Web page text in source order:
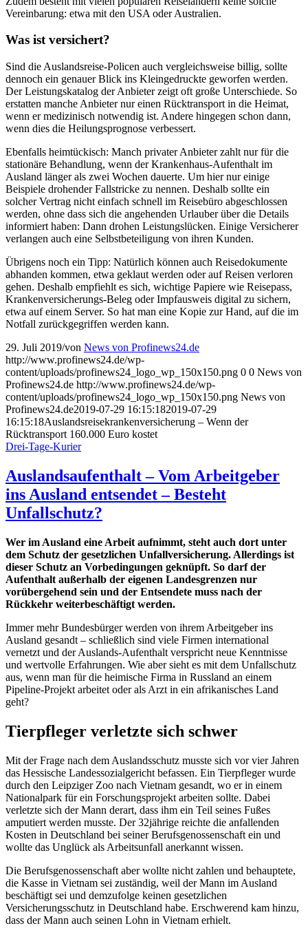
Vereinbarung: etwa mit den USA oder Australien.
Was ist versichert?
Sind die Auslandsreise-Policen auch vergleichsweise billig, sollte
dennoch ein genauer Blick ins Kleingedruckte geworfen werden.
Der Leistungskatalog der Anbieter zeigt oft große Unterschiede. So
erstatten manche Anbieter nur einen Rücktransport in die Heimat,
wenn er medizinisch notwendig ist. Andere hingegen schon dann,
wenn dies die Heilungsprognose verbessert.
Ebenfalls heimtückisch: Manch privater Anbieter zahlt nur für die
stationäre Behandlung, wenn der Krankenhaus-Aufenthalt im
Ausland länger als zwei Wochen dauerte. Um hier nur einige
Beispiele drohender Fallstricke zu nennen. Deshalb sollte ein
solcher Vertrag nicht einfach schnell im Reisebüro abgeschlossen
werden, ohne dass sich die angehenden Urlauber über die Details
informiert haben: Dann drohen Leistungslücken. Einige Versicherer
verlangen auch eine Selbstbeteiligung von ihren Kunden.
Übrigens noch ein Tipp: Natürlich können auch Reisedokumente
abhanden kommen, etwa geklaut werden oder auf Reisen verloren
gehen. Deshalb empfiehlt es sich, wichtige Papiere wie Reisepass,
Krankenversicherungs-Beleg oder Impfausweis digital zu sichern,
etwa auf einem Server. So hat man eine Kopie zur Hand, auf die im
Notfall zurückgegriffen werden kann.
29. Juli 2019/von News von Profinews24.de
http://www.profinews24.de/wp-
content/uploads/profinews24_logo_wp_150x150.png 0 0 News von
Profinews24.de http://www.profinews24.de/wp-
content/uploads/profinews24_logo_wp_150x150.png News von
Profinews24.de2019-07-29 16:15:182019-07-29
16:15:18Auslandsreisekrankenversicherung – Wenn der
Rücktransport 160.000 Euro kostet
Drei-Tage-Kurier
Auslandsaufenthalt – Vom Arbeitgeber
ins Ausland entsendet – Besteht
Unfallschutz?
Wer im Ausland eine Arbeit aufnimmt, steht auch dort unter
dem Schutz der gesetzlichen Unfallversicherung. Allerdings ist
dieser Schutz an Vorbedingungen geknüpft. So darf der
Aufenthalt außerhalb der eigenen Landesgrenzen nur
vorübergehend sein und der Entsendete muss nach der
Rückkehr weiterbeschäftigt werden.
Immer mehr Bundesbürger werden von ihrem Arbeitgeber ins
Ausland gesandt – schließlich sind viele Firmen international
vernetzt und der Auslands-Aufenthalt verspricht neue Kenntnisse
und wertvolle Erfahrungen. Wie aber sieht es mit dem Unfallschutz
aus, wenn man für die heimische Firma in Russland an einem
Pipeline-Projekt arbeitet oder als Arzt in ein afrikanisches Land
geht?
Tierpfleger verletzte sich schwer
Mit der Frage nach dem Auslandsschutz musste sich vor vier Jahren
das Hessische Landessozialgericht befassen. Ein Tierpfleger wurde
durch den Leipziger Zoo nach Vietnam gesandt, wo er in einem
Nationalpark für ein Forschungsprojekt arbeiten sollte. Dabei
verletzte sich der Mann derart, dass ihm ein Teil seines Fußes
amputiert werden musste. Der 32jährige reichte die anfallenden
Kosten in Deutschland bei seiner Berufsgenossenschaft ein und
wollte das Unglück als Arbeitsunfall anerkannt wissen.
Die Berufsgenossenschaft aber wollte nicht zahlen und behauptete,
die Kasse in Vietnam sei zuständig, weil der Mann im Ausland
beschäftigt sei und demzufolge keinen gesetzlichen
Versicherungsschutz in Deutschland habe. Erschwerend kam hinzu,
dass der Mann auch seinen Lohn in Vietnam erhielt.